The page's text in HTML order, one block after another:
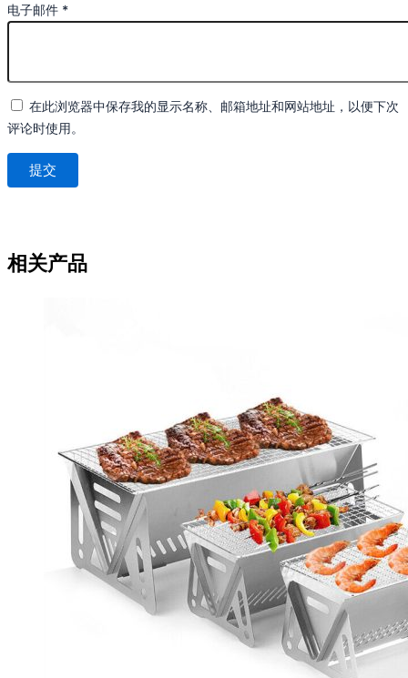
电子邮件 *
在此浏览器中保存我的显示名称、邮箱地址和网站地址，以便下次
评论时使用。
相关产品